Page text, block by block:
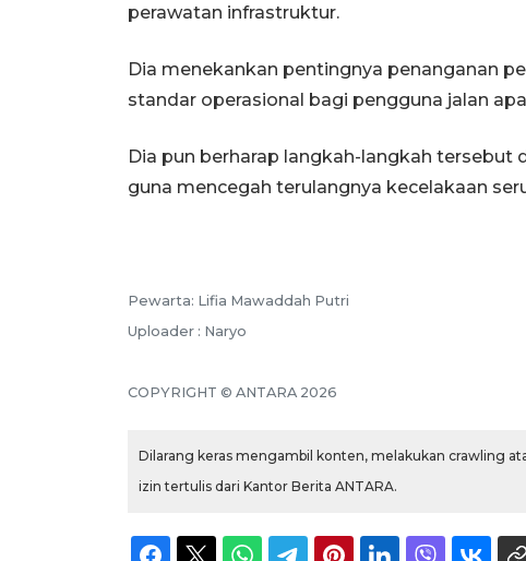
perawatan infrastruktur.
Dia menekankan pentingnya penanganan
standar operasional bagi pengguna jalan
Dia pun berharap langkah-langkah
guna mencegah terulangnya kecelakaan
Pewarta: Lifia Mawaddah Putri
Uploader : Naryo
COPYRIGHT © ANTARA 2026
Dilarang keras mengambil konten, melakukan crawling
izin tertulis dari Kantor Berita ANTARA.